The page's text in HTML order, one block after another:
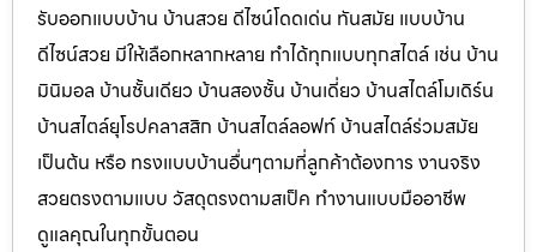
รับออกแบบบ้าน บ้านสวย ดีไซน์โดดเด่น ทันสมัย แบบบ้าน
ดีไซน์สวย มีให้เลือกหลากหลาย ทำได้ทุกแบบทุกสไตล์ เช่น บ้าน
มินิมอล บ้านชั้นเดียว บ้านสองชั้น บ้านเดี่ยว บ้านสไตล์โมเดิร์น
บ้านสไตล์ยุโรปคลาสสิก บ้านสไตล์ลอฟท์ บ้านสไตล์ร่วมสมัย
เป็นต้น หรือ ทรงแบบบ้านอื่นๆตามที่ลูกค้าต้องการ งานจริง
สวยตรงตามแบบ วัสดุตรงตามสเป็ค ทำงานแบบมืออาชีพ
ดูแลคุณในทุกขั้นตอน